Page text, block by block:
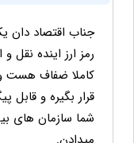
جناب اقتصاد دان
رمز ارز اینده نقل
قرار بگیره و
شما سازمان های